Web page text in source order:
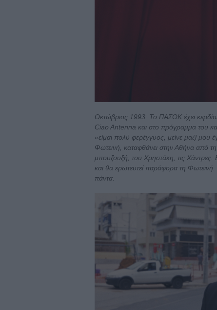
Οκτώβριος 1993. Το ΠΑΣΟΚ έχει
Ciao Antenna και στο πρόγραμμα του
«είμαι πολύ φερέγγυος, μείνε μαζί
Φωτεινή, καταφθάνει στην Αθήνα από
μπουζουξή, του Χρηστάκη, τις
και θα ερωτευτεί παράφορα τη
πάντα.